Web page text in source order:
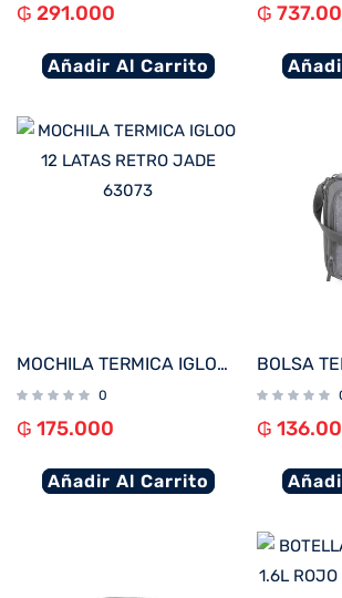
₲ 291.000
Añadir Al Carrito
₲
MOCHILA TERMICA IGLOO 12 LATAS RETRO JADE 63073
0
₲ 175.000
Añadir Al Carrito
₲